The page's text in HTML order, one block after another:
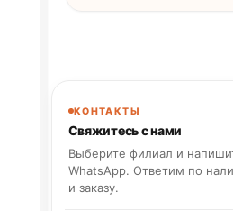
КОНТАКТЫ
Свяжитесь с нами
Выберите филиал и
WhatsApp. Ответим по
и заказу.